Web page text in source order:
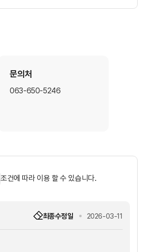
문의처
063-650-5246
조건에 따라 이용 할 수 있습니다.
최종수정일 2026-03-11